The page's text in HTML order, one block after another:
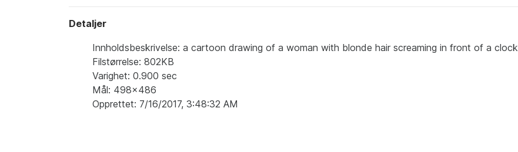
Detaljer
Innholdsbeskrivelse: a cartoon drawing of a woman with blonde hair screaming in front of a clock
Filstørrelse: 802KB
Varighet: 0.900 sec
Mål: 498x486
Opprettet: 7/16/2017, 3:48:32 AM